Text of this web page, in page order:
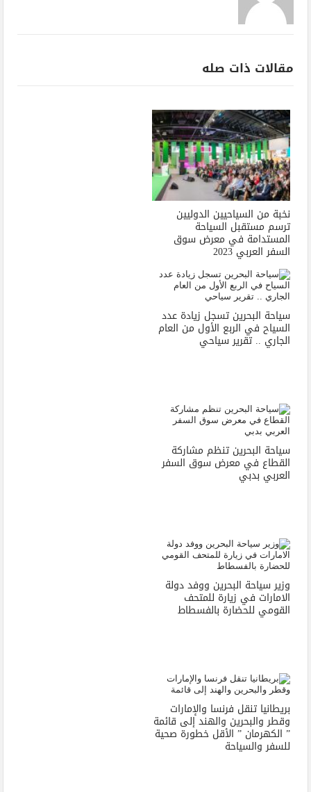
مقالات ذات صله
نخبة من السياحيين الدوليين
ترسم مستقبل السياحة
المستدامة في معرض سوق
السفر العربي 2023
سياحة البحرين تسجل زيادة عدد
السياح في الربع الأول من العام
الجاري .. تقرير سياحي
سياحة البحرين تنظم مشاركة
القطاع في معرض سوق السفر
العربي بدبي
وزير سياحة البحرين ووفد دولة
الامارات في زيارة للمتحف
القومي للحضارة بالفسطاط
بريطانيا تنقل فرنسا والإمارات
وقطر والبحرين والهند إلى قائمة
” الكهرمان ” الأقل خطورة صحية
للسفر والسياحة